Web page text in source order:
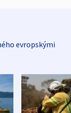
evropskými